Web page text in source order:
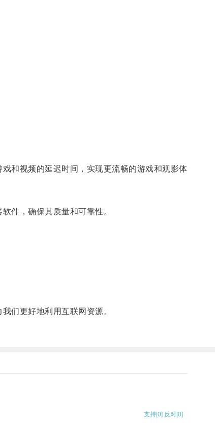
和视频的延迟时间，实现更流畅的游戏和观影体
件，确保其质量和可靠性。
们更好地利用互联网资源。
支持[0] 反对[0]